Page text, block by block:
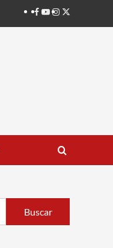
Facebook
Youtube
Instagram
Twitter